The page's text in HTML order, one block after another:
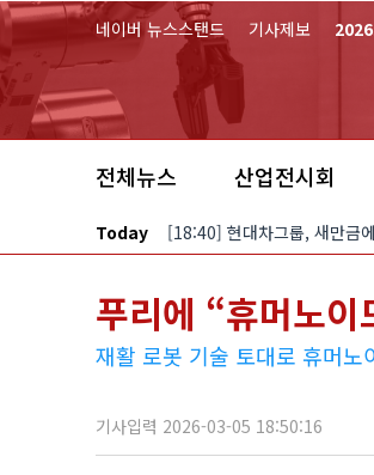
본문 바로가기
네이버 뉴스스탠드 기사제보
전체뉴스 산업전시회
Today [18:40] 현대차그룹, 새만금
푸리에 “휴머노이
재활 로봇 기술 토대로 휴머
기사입력 2026-03-05 18:50:16